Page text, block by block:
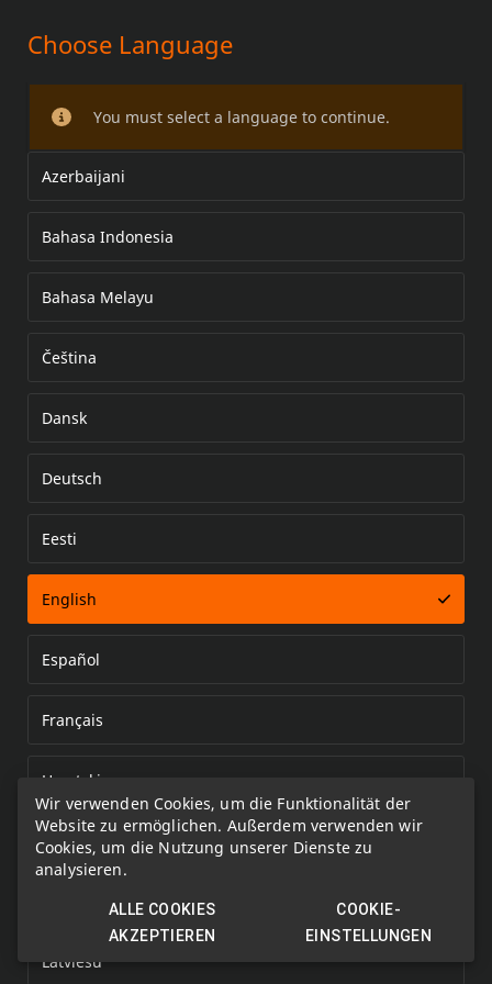
Wir verwenden Cookies, um die Funktionalität der
Website zu ermöglichen. Außerdem verwenden wir
Cookies, um die Nutzung unserer Dienste zu
analysieren.
ALLE COOKIES
AKZEPTIEREN
COOKIE-
EINSTELLUNGEN
STREET SOZIUSBÜGELSATZ
Choose Language
You must select a language to continue.
Azerbaijani
Bahasa Indonesia
Bahasa Melayu
Čeština
Dansk
Deutsch
Eesti
English
Español
Français
Hrvatski
Italiano
Latviešu